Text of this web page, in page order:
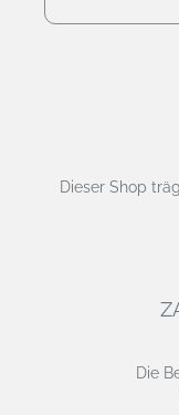
Dieser Shop
Die